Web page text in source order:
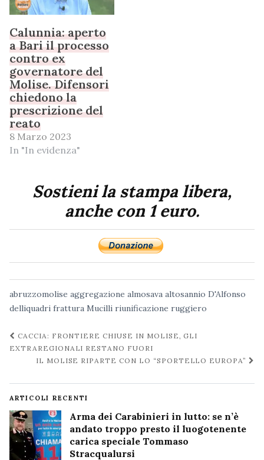
Calunnia: aperto
a Bari il processo
contro ex
governatore del
Molise. Difensori
chiedono la
prescrizione del
reato
8 Marzo 2023
In "In evidenza"
Sostieni la stampa libera,
anche con 1 euro.
abruzzomolise aggregazione almosava altosannio D'Alfonso
delliquadri frattura Mucilli riunificazione ruggiero
Navigazione
post
CACCIA: FRONTIERE CHIUSE IN MOLISE, GLI
EXTRAREGIONALI RESTANO FUORI
IL MOLISE RIPARTE CON LO “SPORTELLO EUROPA”
ARTICOLI RECENTI
Arma dei Carabinieri in lutto: se n’è
andato troppo presto il luogotenente
carica speciale Tommaso
Stracqualursi